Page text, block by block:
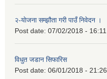
२-याेजना सम्झौता गरी पाउँ निवेदन ।
Post date: 07/02/2018 - 16:11
विधुत जडान सिफारिस
Post date: 06/01/2018 - 21:26